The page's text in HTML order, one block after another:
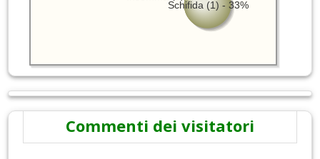
Schifida (1) - 33%
Commenti dei visitatori